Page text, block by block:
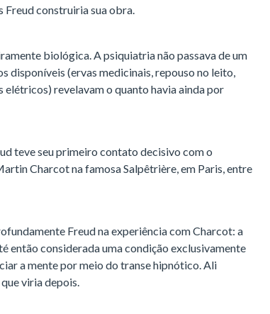
Freud construiria sua obra.
biológica. A psiquiatria não passava de um
disponíveis (ervas medicinais, repouso no leito,
elétricos) revelavam o quanto havia ainda por
teve seu primeiro contato decisivo com o
Charcot na famosa Salpêtrière, em Paris, entre
Freud na experiência com Charcot: a
então considerada uma condição exclusivamente
a mente por meio do transe hipnótico. Ali
viria depois.